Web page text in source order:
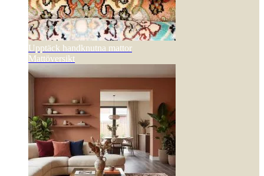
Upptäck handknutna mattor
Mattöversikt